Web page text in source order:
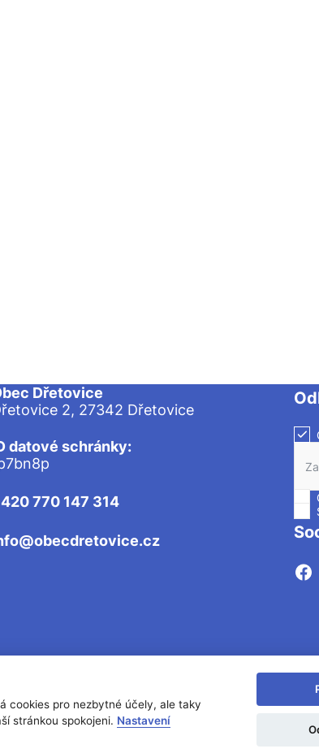
Dřetovice
2, 27342 Dřetovice
datové schránky:
770 147 314
Prohlášení o
cookies pro nezbytné účely, ale taky
stránkou spokojeni. Nastavení